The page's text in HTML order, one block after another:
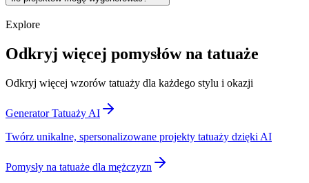
Explore
Odkryj więcej pomysłów na tatuaże
Odkryj więcej wzorów tatuaży dla każdego stylu i okazji
Generator Tatuaży AI
Twórz unikalne, spersonalizowane projekty tatuaży dzięki AI
Pomysły na tatuaże dla mężczyzn